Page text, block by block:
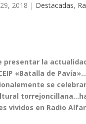
2018 | Destacadas,
presentar la
«Batalla de
se
vividos en Radio